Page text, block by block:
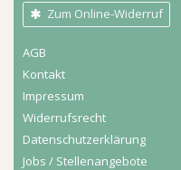
Zum Online-Widerruf
AGB
Kontakt
Impressum
Widerrufs­recht
Daten­schutz­erklärung
Jobs / Stellenangebote